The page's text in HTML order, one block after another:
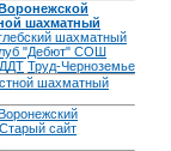
шахматный
шахматный
"Дебют" СОШ
Труд-Черноземье
шахматный
Старый сайт